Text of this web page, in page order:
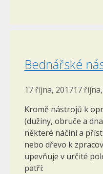
Bednářské
17 října, 201717
Kromě nástrojů k
(dužiny, obruče a
některé náčiní a
nebo dřevo k
upevňuje v určité
patří: